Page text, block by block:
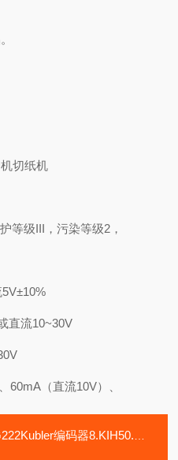
切纸机
等级III，污染等级2，
直流10~30V
60mA（直流10V）、
编码器8.KIH50.D551.1024